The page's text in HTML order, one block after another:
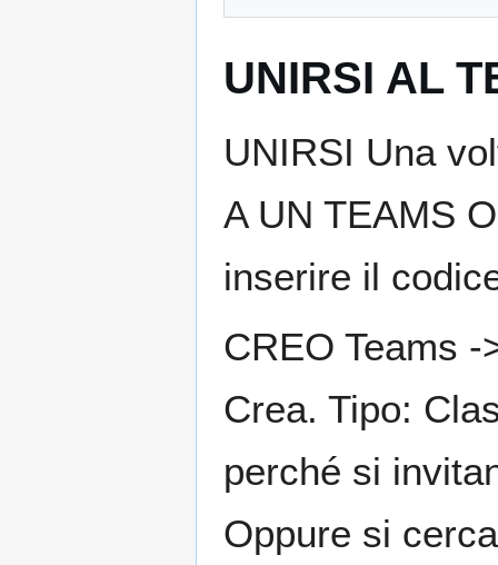
UNIRSI AL
UNIRSI Una
A UN TEAMS
inserire il
CREO Teams
Crea. Tipo:
perché si
Oppure si